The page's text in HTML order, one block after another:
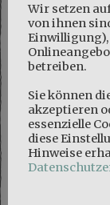
Mariezu
Olaf Schmidt
Wir setzen
von ihnen
Einwilligung),
betreiben.
Sie können
akzeptieren
essenzielle
diese
Hinweise